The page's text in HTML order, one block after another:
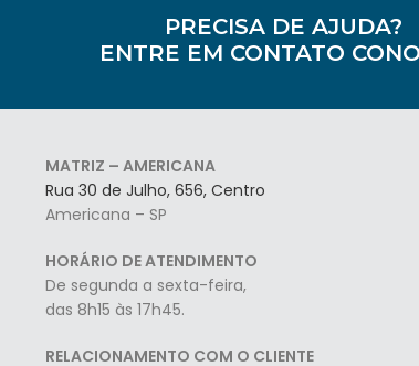
PRECISA DE AJUDA?
ENTRE EM CONTATO
MATRIZ – AMERICANA
Rua 30 de Julho, 656, Centro
Americana – SP
HORÁRIO DE ATENDIMENTO
De segunda a sexta-feira,
das 8h15 às 17h45.
RELACIONAMENTO COM O CLIENTE